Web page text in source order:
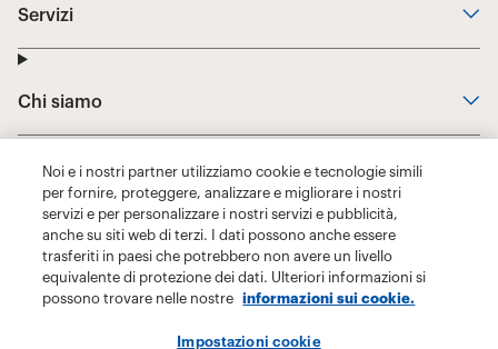
Noi e i nostri partner utilizziamo cookie e tecnologie simili
per fornire, proteggere, analizzare e migliorare i nostri
servizi e per personalizzare i nostri servizi e pubblicità,
anche su siti web di terzi. I dati possono anche essere
trasferiti in paesi che potrebbero non avere un livello
equivalente di protezione dei dati. Ulteriori informazioni si
possono trovare nelle nostre
informazioni sui cookie.
Impostazioni cookie